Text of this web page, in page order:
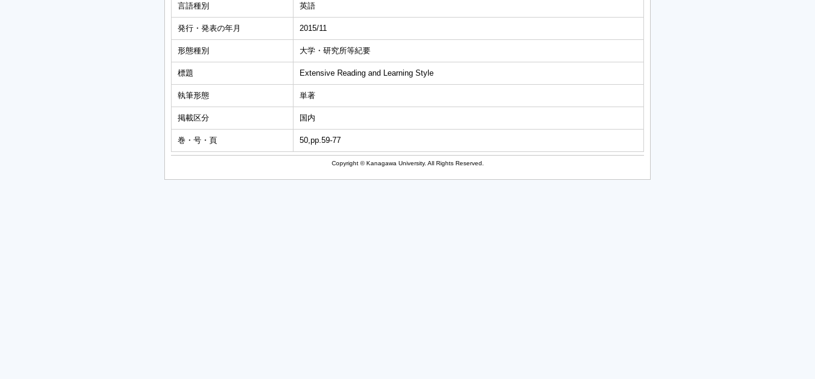
言語種別 英語
発行・発表の年月 2015/11
形態種別 大学・研究所等紀要
標題 Extensive Reading and Learning Style
執筆形態 単著
掲載区分 国内
巻・号・頁 50,pp.59-77
Copyright © Kanagawa University. All Rights Reserved.